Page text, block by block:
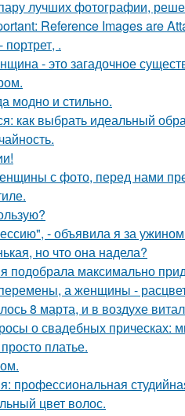
лучших фотографии,
Reference Images are
.
- это загадочное
модно и стильно.
как выбрать идеальный
с фото, перед нами
- объявила я за
но что она надела?
подобрала максимально
а женщины -
8 марта, и в воздухе
о свадебных прическах:
платье.
профессиональная
цвет волос.